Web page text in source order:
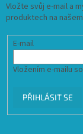
Vložte svůj e-mail a
produktech na
E-mail
Vložením e-mailu
PŘIHLÁSIT SE